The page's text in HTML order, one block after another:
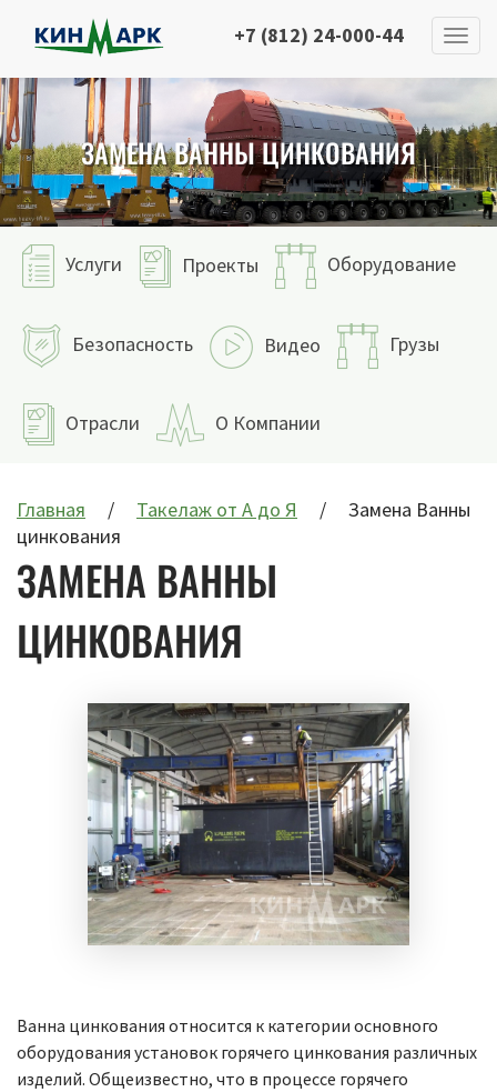
+7 (812) 24-000-44
ЗАМЕНА ВАННЫ ЦИНКОВАНИЯ
Услуги Проекты Оборудование
Безопасность Видео Грузы
Отрасли О Компании
Главная Такелаж от А до Я
Замена Ванны
цинкования
ЗАМЕНА ВАННЫ
ЦИНКОВАНИЯ
Ванна цинкования относится к категории основного
оборудования установок горячего цинкования различных
изделий. Общеизвестно, что в процессе горячего